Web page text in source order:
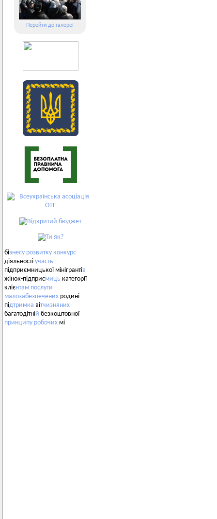
Перейти до галереї
бізнесу розвитку конкурс
діяльності участь
підприємницької мінігрантів
жінок-підприємиць категорії
клієнтам послуги
малозабезпечених родині
підтримка вітчизняних
багатодітній безкоштовної
принципу робочих мі